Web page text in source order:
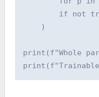
if not
    )
print(f"Whole
print(f"Trainable